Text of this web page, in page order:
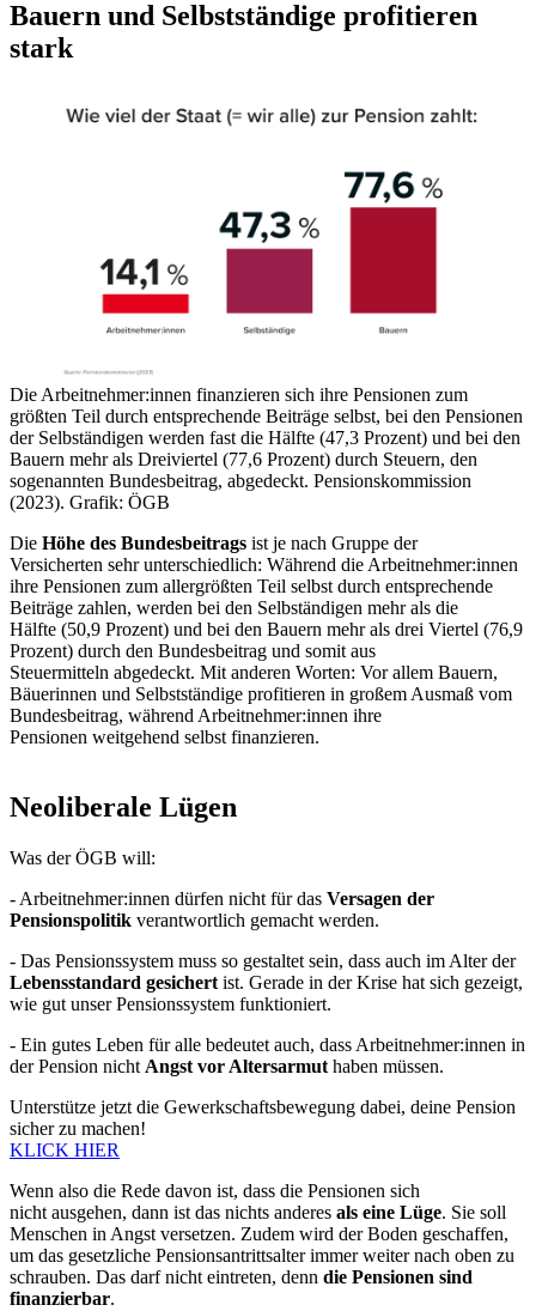
Bauern und Selbstständige profitieren
stark
Die Arbeitnehmer:innen finanzieren sich ihre Pensionen zum
größten Teil durch entsprechende Beiträge selbst, bei den Pensionen
der Selbständigen werden fast die Hälfte (47,3 Prozent) und bei den
Bauern mehr als Dreiviertel (77,6 Prozent) durch Steuern, den
sogenannten Bundesbeitrag, abgedeckt. Pensionskommission
(2023). Grafik: ÖGB
Die Höhe des Bundesbeitrags ist je nach Gruppe der
Versicherten sehr unterschiedlich: Während die Arbeitnehmer:innen
ihre Pensionen zum allergrößten Teil selbst durch entsprechende
Beiträge zahlen, werden bei den Selbständigen mehr als die
Hälfte (50,9 Prozent) und bei den Bauern mehr als drei Viertel (76,9
Prozent) durch den Bundesbeitrag und somit aus
Steuermitteln abgedeckt. Mit anderen Worten: Vor allem Bauern,
Bäuerinnen und Selbstständige profitieren in großem Ausmaß vom
Bundesbeitrag, während Arbeitnehmer:innen ihre
Pensionen weitgehend selbst finanzieren.
Neoliberale Lügen
Was der ÖGB will:
- Arbeitnehmer:innen dürfen nicht für das Versagen der
Pensionspolitik verantwortlich gemacht werden.
- Das Pensionssystem muss so gestaltet sein, dass auch im Alter der
Lebensstandard gesichert ist. Gerade in der Krise hat sich gezeigt,
wie gut unser Pensionssystem funktioniert.
- Ein gutes Leben für alle bedeutet auch, dass Arbeitnehmer:innen in
der Pension nicht Angst vor Altersarmut haben müssen.
Unterstütze jetzt die Gewerkschaftsbewegung dabei, deine Pension
sicher zu machen!
KLICK HIER
Wenn also die Rede davon ist, dass die Pensionen sich
nicht ausgehen, dann ist das nichts anderes als eine Lüge. Sie soll
Menschen in Angst versetzen. Zudem wird der Boden geschaffen,
um das gesetzliche Pensionsantrittsalter immer weiter nach oben zu
schrauben. Das darf nicht eintreten, denn die Pensionen sind
finanzierbar.